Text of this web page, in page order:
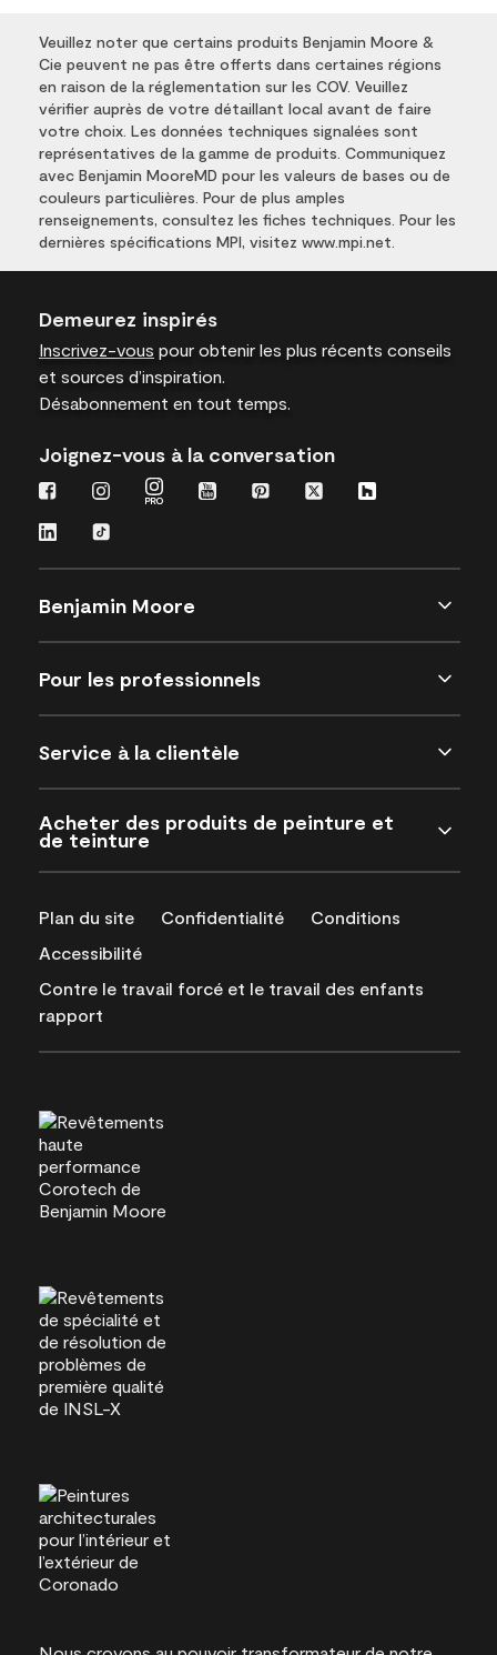
Veuillez noter que certains produits Benjamin Moore &
Cie peuvent ne pas être offerts dans certaines régions
en raison de la réglementation sur les COV. Veuillez
vérifier auprès de votre détaillant local avant de faire
votre choix. Les données techniques signalées sont
représentatives de la gamme de produits. Communiquez
avec Benjamin MooreMD pour les valeurs de bases ou de
couleurs particulières. Pour de plus amples
renseignements, consultez les fiches techniques. Pour les
dernières spécifications MPI, visitez www.mpi.net.
Demeurez inspirés
Inscrivez-vous pour obtenir les plus récents conseils
et sources d’inspiration.
Désabonnement en tout temps.
Joignez-vous à la conversation
Benjamin Moore
Pour les professionnels
Service à la clientèle
Acheter des produits de peinture et
de teinture
Plan du site Confidentialité
Conditions
Accessibilité
Contre le travail forcé et le travail des enfants
rapport